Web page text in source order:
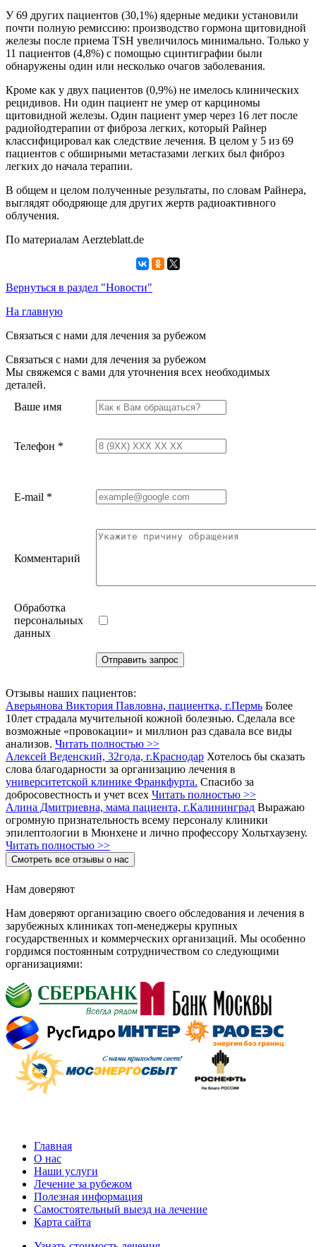
У 69 других пациентов (30,1%) ядерные медики установили
почти полную ремиссию: производство гормона щитовидной
железы после приема TSH увеличилось минимально. Только у
11 пациентов (4,8%) с помощью сцинтиграфии были
обнаружены один или несколько очагов заболевания.
Кроме как у двух пациентов (0,9%) не имелось клинических
рецидивов. Ни один пациент не умер от карциномы
щитовидной железы. Один пациент умер через 16 лет после
радиойодтерапии от фиброза легких, который Райнер
классифицировал как следствие лечения. В целом у 5 из 69
пациентов с обширными метастазами легких был фиброз
легких до начала терапии.
В общем и целом полученные результаты, по словам Райнера,
выглядят ободряюще для других жертв радиоактивного
облучения.
По материалам Aerzteblatt.de
Вернуться в раздел "Новости"
На главную
Связаться с нами для лечения за рубежом
Связаться с нами для лечения за рубежом
Мы свяжемся с вами для уточнения всех необходимых
деталей.
Ваше имя
Телефон *
E-mail *
Комментарий
Обработка
персональных
данных
Отзывы наших пациентов:
Аверьянова Виктория Павловна, пациентка, г.Пермь Более
10лет страдала мучительной кожной болезнью. Сделала все
возможные «провокации» и миллион раз сдавала все виды
анализов. Читать полностью >>
Алексей Веденский, 32года, г.Краснодар Хотелось бы сказать
слова благодарности за организацию лечения в
университетской клинике Франкфурта. Спасибо за
добросовестность и учет всех Читать полностью >>
Алина Дмитриевна, мама пациента, г.Калининград Выражаю
огромную признательность всему персоналу клиники
эпилептологии в Мюнхене и лично профессору Хольтхаузену.
Читать полностью >>
Смотреть все отзывы о нас
Нам доверяют
Нам доверяют организацию своего обследования и лечения в
зарубежных клиниках топ-менеджеры крупных
государственных и коммерческих организаций. Мы особенно
гордимся постоянным сотрудничеством со следующими
организациями:
Главная
О нас
Наши услуги
Лечение за рубежом
Полезная информация
Самостоятельный выезд на лечение
Карта сайта